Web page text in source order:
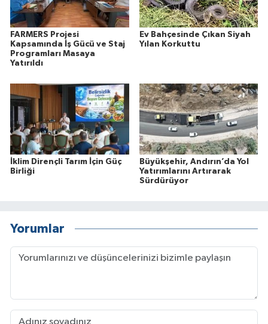
FARMERS Projesi
Kapsamında İş Gücü ve Staj
Programları Masaya
Yatırıldı
Ev Bahçesinde Çıkan Siyah
Yılan Korkuttu
İklim Dirençli Tarım İçin Güç
Birliği
Büyükşehir, Andırın’da Yol
Yatırımlarını Artırarak
Sürdürüyor
Yorumlar